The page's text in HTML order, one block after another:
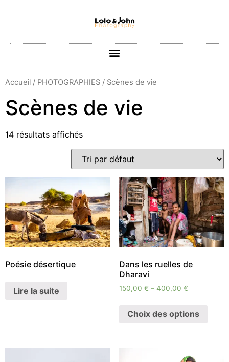
Accueil / PHOTOGRAPHIES / Scènes de vie
Scènes de vie
14 résultats affichés
Poésie désertique
Lire la suite
Dans les ruelles de
Dharavi
150,00 € – 400,00 €
Choix des options